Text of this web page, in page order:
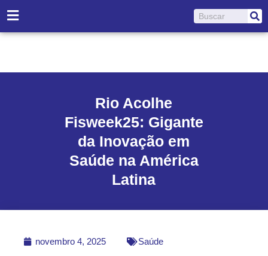
para
o
Pesquisar
Rio Acolhe
Fisweek25: Gigante
da Inovação em
Saúde na América
Latina
novembro 4, 2025 Saúde